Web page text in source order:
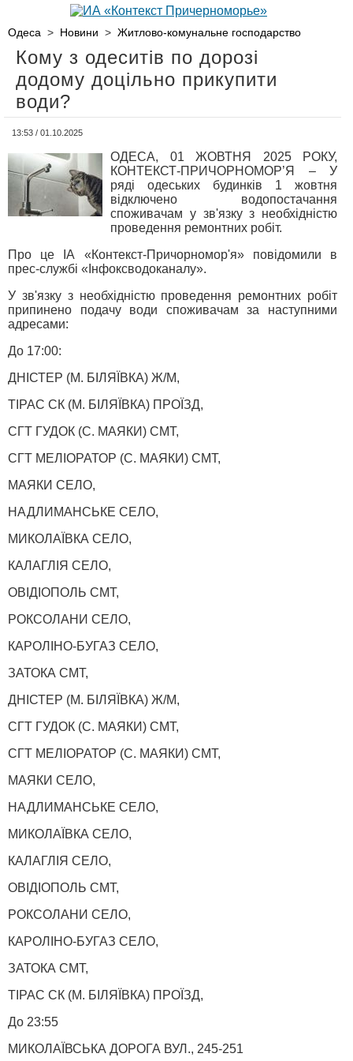
Одеса > Новини > Житлово-комунальне господарство
Кому з одеситів по дорозі
додому доцільно прикупити
води?
13:53 / 01.10.2025
ОДЕСА, 01 ЖОВТНЯ 2025 РОКУ,
КОНТЕКСТ-ПРИЧОРНОМОР’Я – У
ряді одеських будинків 1 жовтня
відключено водопостачання
споживачам у зв'язку з необхідністю
проведення ремонтних робіт.
Про це ІА «Контекст-Причорномор'я» повідомили в
прес-службі «Інфоксводоканалу».
У зв'язку з необхідністю проведення ремонтних робіт
припинено подачу води споживачам за наступними
адресами:
До 17:00:
ДНІСТЕР (М. БІЛЯЇВКА) Ж/М,
ТІРАС СК (М. БІЛЯЇВКА) ПРОЇЗД,
СГТ ГУДОК (С. МАЯКИ) СМТ,
СГТ МЕЛІОРАТОР (С. МАЯКИ) СМТ,
МАЯКИ СЕЛО,
НАДЛИМАНСЬКЕ СЕЛО,
МИКОЛАЇВКА СЕЛО,
КАЛАГЛІЯ СЕЛО,
ОВІДІОПОЛЬ СМТ,
РОКСОЛАНИ СЕЛО,
КАРОЛІНО-БУГАЗ СЕЛО,
ЗАТОКА СМТ,
ДНІСТЕР (М. БІЛЯЇВКА) Ж/М,
СГТ ГУДОК (С. МАЯКИ) СМТ,
СГТ МЕЛІОРАТОР (С. МАЯКИ) СМТ,
МАЯКИ СЕЛО,
НАДЛИМАНСЬКЕ СЕЛО,
МИКОЛАЇВКА СЕЛО,
КАЛАГЛІЯ СЕЛО,
ОВІДІОПОЛЬ СМТ,
РОКСОЛАНИ СЕЛО,
КАРОЛІНО-БУГАЗ СЕЛО,
ЗАТОКА СМТ,
ТІРАС СК (М. БІЛЯЇВКА) ПРОЇЗД,
До 23:55
МИКОЛАЇВСЬКА ДОРОГА ВУЛ., 245-251